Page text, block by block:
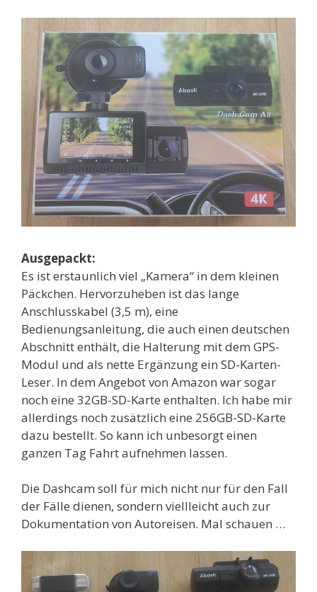
Ausgepackt:
Es ist erstaunlich viel „Kamera“ in dem kleinen
Päckchen. Hervorzuheben ist das lange
Anschlusskabel (3,5 m), eine
Bedienungsanleitung, die auch einen deutschen
Abschnitt enthält, die Halterung mit dem GPS-
Modul und als nette Ergänzung ein SD-Karten-
Leser. In dem Angebot von Amazon war sogar
noch eine 32GB-SD-Karte enthalten. Ich habe mir
allerdings noch zusätzlich eine 256GB-SD-Karte
dazu bestellt. So kann ich unbesorgt einen
ganzen Tag Fahrt aufnehmen lassen.
Die Dashcam soll für mich nicht nur für den Fall
der Fälle dienen, sondern viellleicht auch zur
Dokumentation von Autoreisen. Mal schauen …